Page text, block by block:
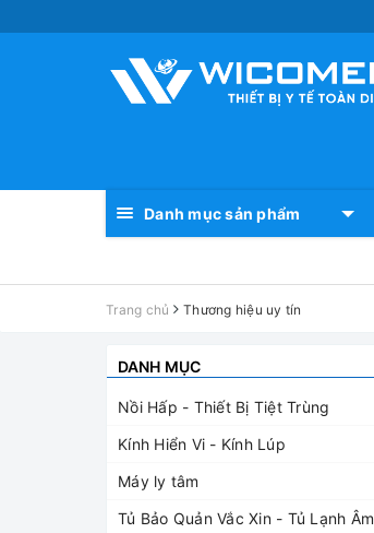
Danh mục sản phẩm
Trang chủ Thương hiệu uy tín
DANH MỤC
Nồi Hấp - Thiết Bị Tiệt Trùng
Kính Hiển Vi - Kính Lúp
Máy ly tâm
Tủ Bảo Quản Vắc Xin - Tủ Lạnh Âm